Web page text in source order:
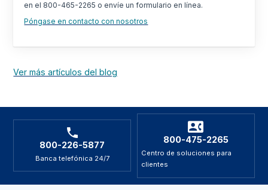
en el 800-465-2265 o envíe un formulario en línea.
Póngase en contacto con nosotros
Ver más artículos del blog
800-226-5877
Banca telefónica 24/7
800-475-2265
Centro de soluciones para
clientes